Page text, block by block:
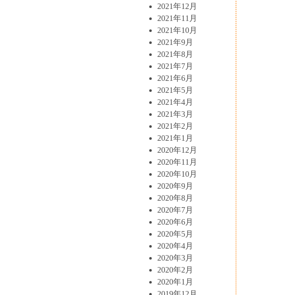
2021年12月
2021年11月
2021年10月
2021年9月
2021年8月
2021年7月
2021年6月
2021年5月
2021年4月
2021年3月
2021年2月
2021年1月
2020年12月
2020年11月
2020年10月
2020年9月
2020年8月
2020年7月
2020年6月
2020年5月
2020年4月
2020年3月
2020年2月
2020年1月